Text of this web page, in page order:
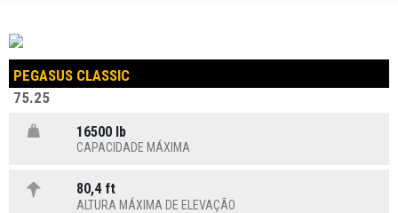
PEGASUS CLASSIC
75.25
16500 lb
CAPACIDADE MÁXIMA
80,4 ft
ALTURA MÁXIMA DE ELEVAÇÃO